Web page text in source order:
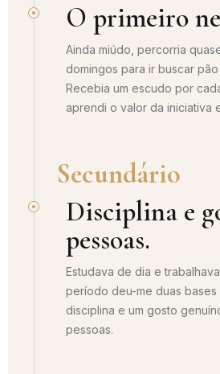
O primeiro
Ainda miúdo, percorria
domingos para ir buscar
Recebia um escudo por
aprendi o valor da iniciativa
Secundário
Disciplina e
pessoas.
Estudava de dia e
período deu-me duas bases
disciplina e um gosto
pessoas.